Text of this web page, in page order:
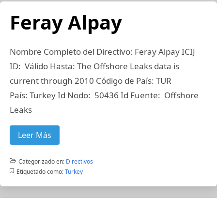
Feray Alpay
Nombre Completo del Directivo: Feray Alpay ICIJ
ID: Válido Hasta: The Offshore Leaks data is
current through 2010 Código de País: TUR
País: Turkey Id Nodo: 50436 Id Fuente: Offshore
Leaks
Leer Más
Categorizado en: Directivos
Etiquetado como: Turkey